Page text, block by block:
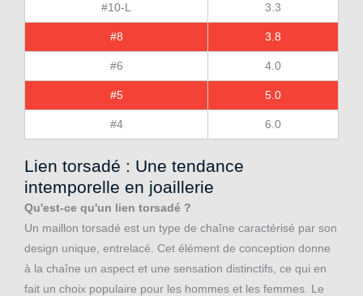
#10-L 3.3
#8 3.8
#6 4.0
#5 5.0
#4 6.0
Lien torsadé : Une tendance
intemporelle en joaillerie
Qu'est-ce qu'un lien torsadé ?
Un maillon torsadé est un type de chaîne caractérisé par son
design unique, entrelacé. Cet élément de conception donne
à la chaîne un aspect et une sensation distinctifs, ce qui en
fait un choix populaire pour les hommes et les femmes. Le